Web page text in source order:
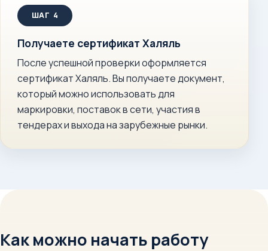
Получаете сертификат Халяль
После успешной проверки оформляется
сертификат Халяль. Вы получаете документ,
который можно использовать для
маркировки, поставок в сети, участия в
тендерах и выхода на зарубежные рынки.
Как можно начать работу